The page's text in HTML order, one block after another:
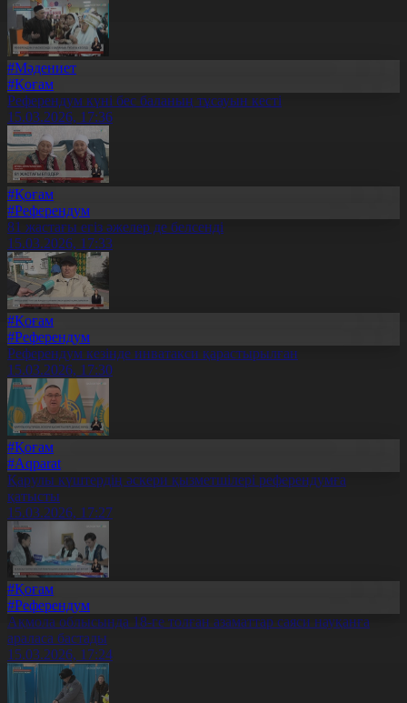
#Мәдениет
#Қоғам
Референдум күні бес баланың тұсауын кесті
15.03.2026, 17:36
#Қоғам
#Референдум
81 жастағы егіз әжелер де белсенді
15.03.2026, 17:33
#Қоғам
#Референдум
Референдум кезінде инватакси қарастырылған
15.03.2026, 17:30
#Қоғам
#Aqparat
Қарулы күштердің әскери қызметшілері референдумға
қатысты
15.03.2026, 17:27
#Қоғам
#Референдум
Ақмола облысында 18-ге толған азаматтар саяси науқанға
араласа бастады
15.03.2026, 17:24